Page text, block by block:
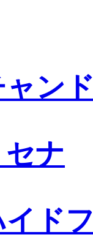
ン
ナ
ド